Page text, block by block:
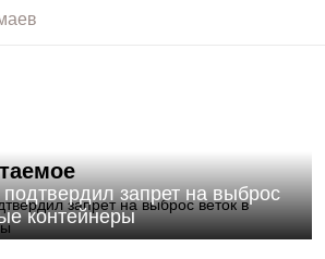
запрет на выброс
контейнеры